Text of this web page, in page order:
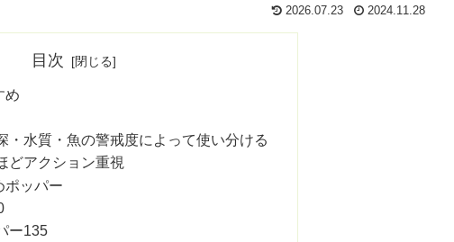
2026.07.23 2024.11.28
目次
め
・水質・魚の警戒度によって使い分ける
どアクション重視
ポッパー
ー135